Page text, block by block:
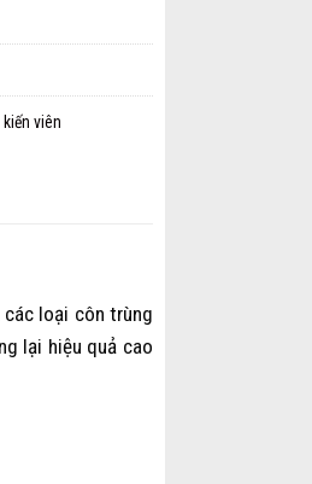
viên
loại côn trùng
lại hiệu quả cao